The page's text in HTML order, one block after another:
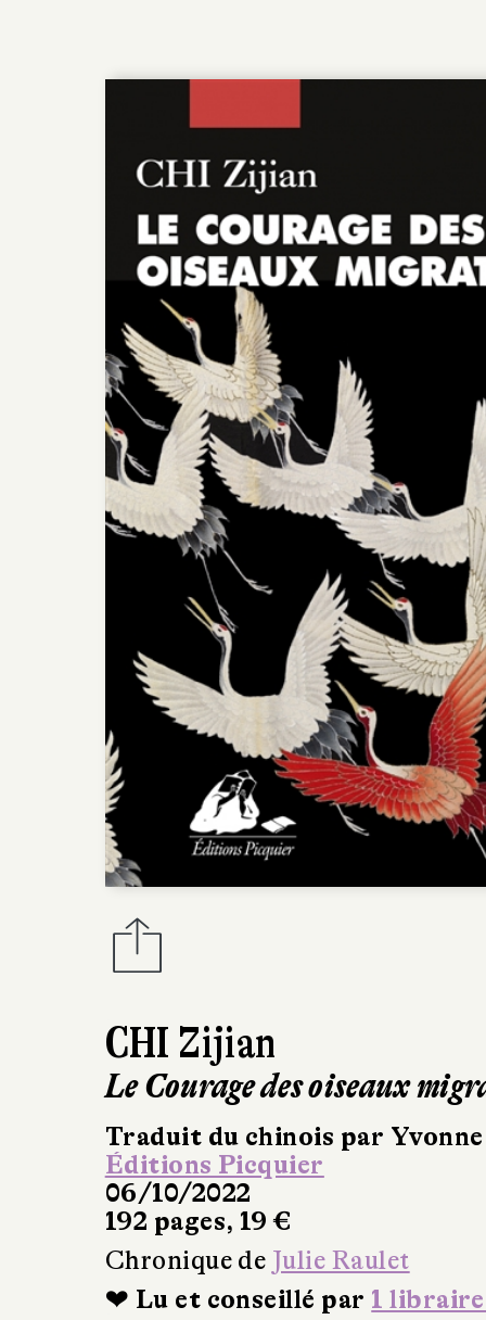
CHI Zijian
Le Courage des oiseaux
Traduit du chinois par
Éditions Picquier
06/10/2022
192 pages, 19 €
Chronique de Julie Raulet
❤ Lu et conseillé par 1